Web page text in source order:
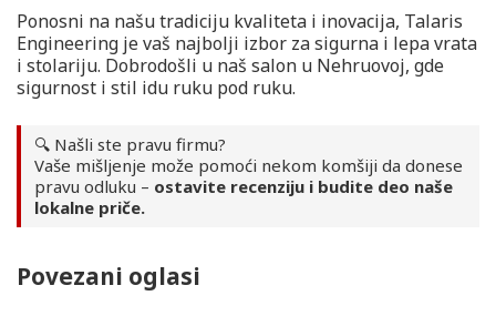
Ponosni na našu tradiciju kvaliteta i inovacija, Talaris
Engineering je vaš najbolji izbor za sigurna i lepa vrata
i stolariju. Dobrodošli u naš salon u Nehruovoj, gde
sigurnost i stil idu ruku pod ruku.
🔍 Našli ste pravu firmu?
Vaše mišljenje može pomoći nekom komšiji da donese
pravu odluku – ostavite recenziju i budite deo naše
lokalne priče.
Povezani oglasi